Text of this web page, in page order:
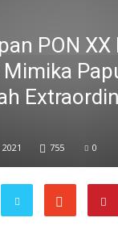
PON XX
755 0